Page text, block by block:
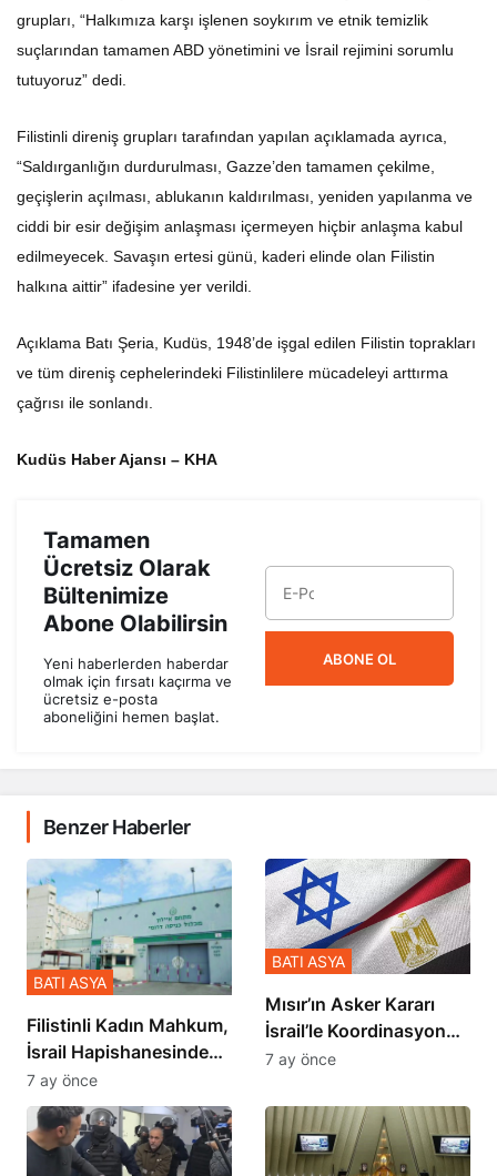
grupları, “Halkımıza karşı işlenen soykırım ve etnik temizlik
suçlarından tamamen ABD yönetimini ve İsrail rejimini sorumlu
tutuyoruz” dedi.
Filistinli direniş grupları tarafından yapılan açıklamada ayrıca,
“Saldırganlığın durdurulması, Gazze’den tamamen çekilme,
geçişlerin açılması, ablukanın kaldırılması, yeniden yapılanma ve
ciddi bir esir değişim anlaşması içermeyen hiçbir anlaşma kabul
edilmeyecek. Savaşın ertesi günü, kaderi elinde olan Filistin
halkına aittir” ifadesine yer verildi.
Açıklama Batı Şeria, Kudüs, 1948’de işgal edilen Filistin toprakları
ve tüm direniş cephelerindeki Filistinlilere mücadeleyi arttırma
çağrısı ile sonlandı.
Kudüs Haber Ajansı – KHA
Tamamen
Ücretsiz Olarak
Bültenimize
Abone Olabilirsin
Yeni haberlerden haberdar
olmak için fırsatı kaçırma ve
ücretsiz e-posta
aboneliğini hemen başlat.
ABONE OL
Benzer Haberler
Filistinli Kadın Mahkum,
İsrail Hapishanesindeki
Zulmü Anlattı
BATI ASYA
7 ay önce
Mısır’ın Asker Kararı
İsrail’le Koordinasyon
İçinde Gerçekleşmiş
BATI ASYA
7 ay önce